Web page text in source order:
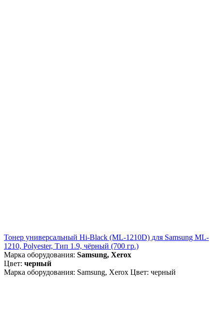
Тонер универсальный Hi-Black (ML-1210D) для Samsung ML-
1210, Polyester, Тип 1.9, чёрный (700 гр.)
Марка оборудования: Samsung, Xerox
Цвет: черный
Марка оборудования: Samsung, Xerox Цвет: черный